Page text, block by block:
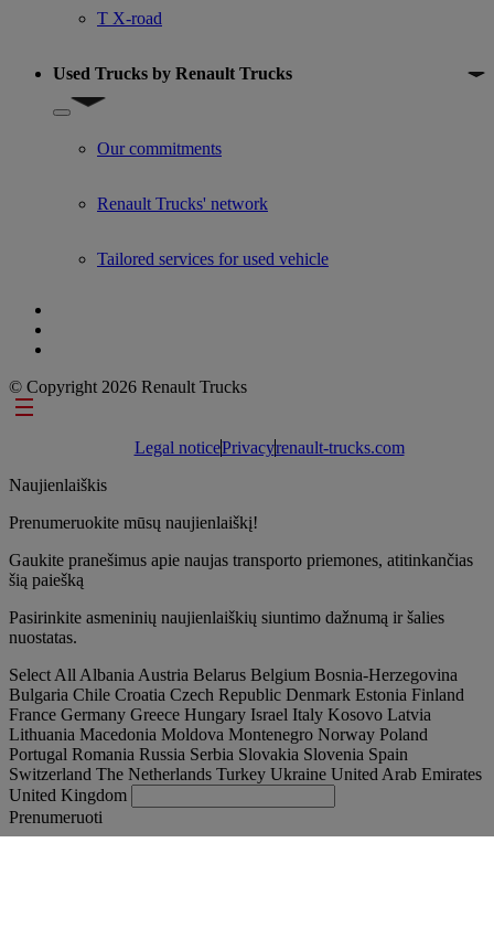
T X-road
Used Trucks by Renault Trucks
Show submenu for Used Trucks by Renault Trucks
Our commitments
Renault Trucks' network
Tailored services for used vehicle
© Copyright 2026 Renault Trucks
Footer links
Legal noticePrivacyrenault-trucks.com
Naujienlaiškis
Prenumeruokite mūsų naujienlaiškį!
Gaukite pranešimus apie naujas transporto priemones, atitinkančias
šią paiešką
Pasirinkite asmeninių naujienlaiškių siuntimo dažnumą ir šalies
nuostatas.
Select All Albania Austria Belarus Belgium Bosnia-Herzegovina
Bulgaria Chile Croatia Czech Republic Denmark Estonia Finland
France Germany Greece Hungary Israel Italy Kosovo Latvia
Lithuania Macedonia Moldova Montenegro Norway Poland
Portugal Romania Russia Serbia Slovakia Slovenia Spain
Switzerland The Netherlands Turkey Ukraine United Arab Emirates
United Kingdom
Prenumeruoti